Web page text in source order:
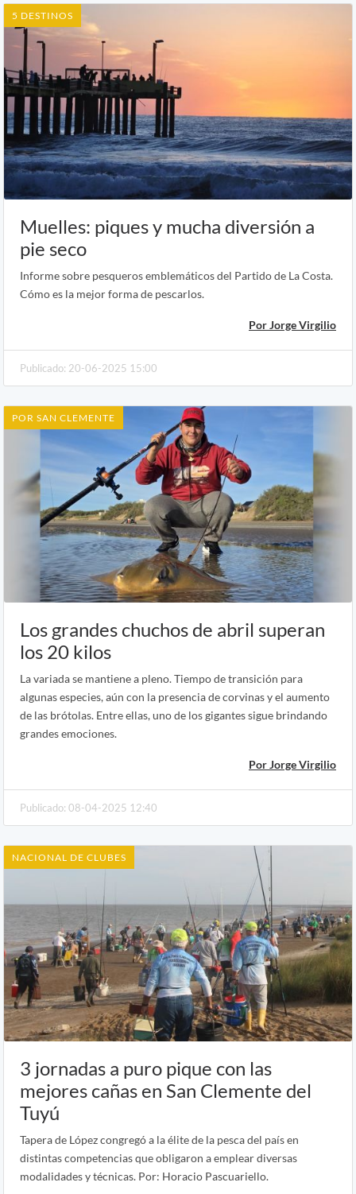
5 DESTINOS
Muelles: piques y mucha diversión a
pie seco
Informe sobre pesqueros emblemáticos del Partido de La Costa.
Cómo es la mejor forma de pescarlos.
Por Jorge Virgilio
Publicado: 20-06-2025 15:00
POR SAN CLEMENTE
Los grandes chuchos de abril superan
los 20 kilos
La variada se mantiene a pleno. Tiempo de transición para
algunas especies, aún con la presencia de corvinas y el aumento
de las brótolas. Entre ellas, uno de los gigantes sigue brindando
grandes emociones.
Por Jorge Virgilio
Publicado: 08-04-2025 12:40
NACIONAL DE CLUBES
3 jornadas a puro pique con las
mejores cañas en San Clemente del
Tuyú
Tapera de López congregó a la élite de la pesca del país en
distintas competencias que obligaron a emplear diversas
modalidades y técnicas. Por: Horacio Pascuariello.